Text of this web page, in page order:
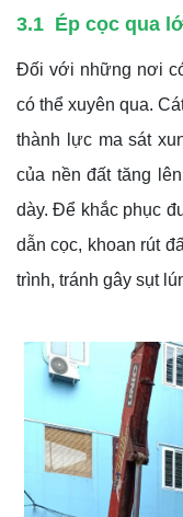
3.1 Ép cọc qua
Đối với những nơi
có thể xuyên qua.
thành lực ma sát
của nền đất tăng
dày. Để khắc phục
dẫn cọc, khoan rút
trình, tránh gây sụt